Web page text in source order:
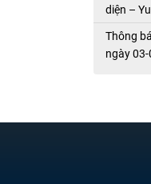
diện –
Thông
ngày